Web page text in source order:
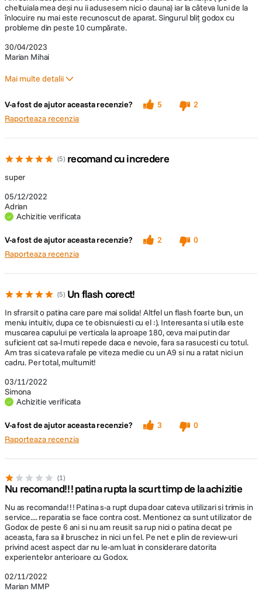
30/04/2023
Marian Mihai
cheltuiala mea deși nu ii adusesem nici o dauna) iar la câteva luni de la
înlocuire nu mai este recunoscut de aparat. Singurul bliț godox cu
probleme din peste 10 cumpărate.
Mai multe detalii
Patina de slaba calitate
V-a fost de ajutor aceasta recenzie? 5
2
Raporteaza recenzia
5 recomand cu incredere
05/12/2022
Adrian
Achizitie verificata
super
V-a fost de ajutor aceasta recenzie? 2
0
Raporteaza recenzia
5 Un flash corect!
03/11/2022
Simona
Achizitie verificata
In sfrarsit o patina care pare mai solida! Altfel un flash foarte bun, un
meniu intuitiv, dupa ce te obisnuiesti cu el :). Interesanta si utila este
muscarea capului pe verticala la aproape 180, ceva mai putin dar
suficient cat sa-l muti repede daca e nevoie, fara sa rasucesti cu totul.
Am tras si cateva rafale pe viteza medie cu un A9 si nu a ratat nici un
cadru. Per total, multumit!
V-a fost de ajutor aceasta recenzie? 3
0
Raporteaza recenzia
1
Nu recomand!!! patina rupta la scurt timp de la achizitie
02/11/2022
Marian MMP
Nu as recomanda!!! Patina s-a rupt dupa doar cateva utilizari si trimis in
service.... reparatia se face contra cost. Mentionez ca sunt utilizator de
Godox de peste 6 ani si nu am reusit sa rup nici o patina decat pe
aceasta, fara sa il bruschez in nici un fel. Pe net e plin de review-uri
privind acest aspect dar nu le-am luat in considerare datorita
experientelor anterioare cu Godox.